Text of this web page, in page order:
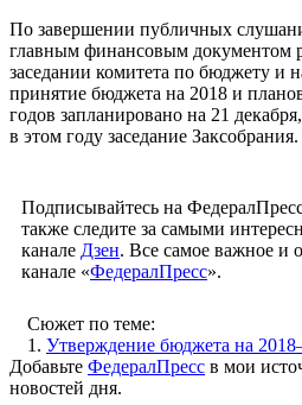
По завершении публичных
главным финансовым документом
заседании комитета по бюджету и
принятие бюджета на 2018 и
годов запланировано на 21
в этом году заседание Заксобрания.
Подписывайтесь на
также следите за самыми
канале Дзен. Все самое важное и
канале «ФедералПресс».
Сюжет по теме:
1. Утверждение бюджета на
Добавьте ФедералПресс в мои
новостей дня.